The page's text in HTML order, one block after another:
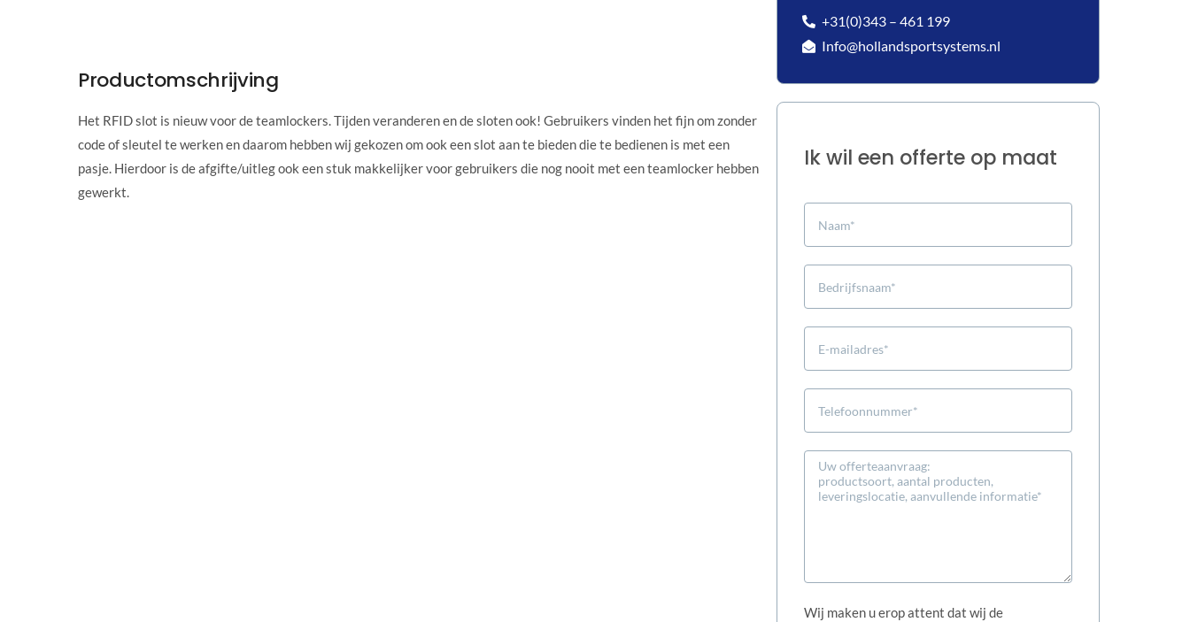
Productomschrijving
Het RFID slot is nieuw voor de teamlockers. Tijden veranderen en de sloten ook! Gebruikers vinden het fijn om zonder
code of sleutel te werken en daarom hebben wij gekozen om ook een slot aan te bieden die te bedienen is met een
pasje. Hierdoor is de afgifte/uitleg ook een stuk makkelijker voor gebruikers die nog nooit met een teamlocker hebben
gewerkt.
+31(0)343 – 461 199
Info@hollandsportsystems.nl
Ik wil een offerte op maat
Wij maken u erop attent dat wij de